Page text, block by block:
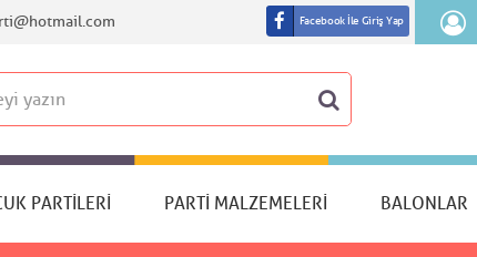
Facebook İle Giriş Yap
PARTILERI PARTI MALZEMELERI BALONLAR